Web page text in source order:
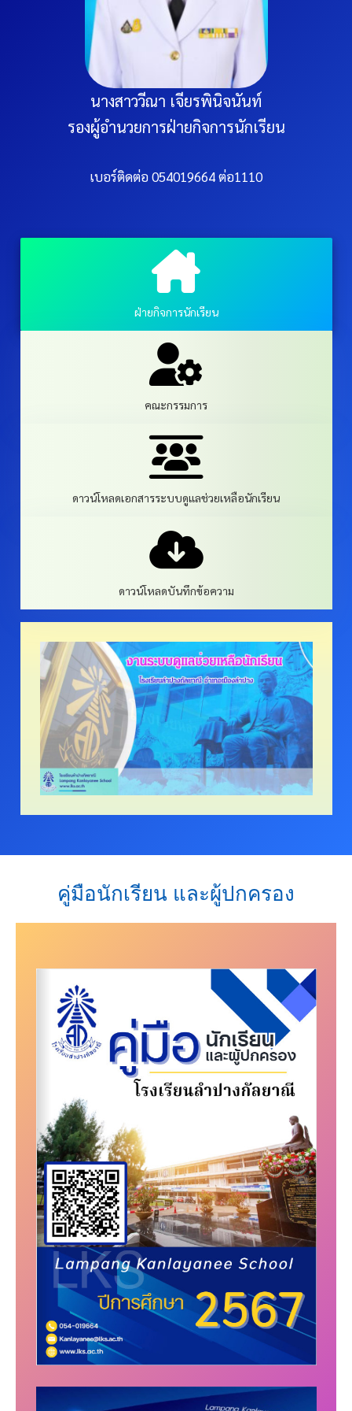
นางสาววีณา เจียรพินิจนันท์
รองผู้อำนวยการฝ่ายกิจการนักเรียน
เบอร์ติดต่อ 054019664 ต่อ1110
ฝ่ายกิจการนักเรียน
คณะกรรมการ
ดาวน์โหลดเอกสารระบบดูแลช่วยเหลือนักเรียน
ดาวน์โหลดบันทึกข้อความ
คู่มือนักเรียน และผู้ปกครอง